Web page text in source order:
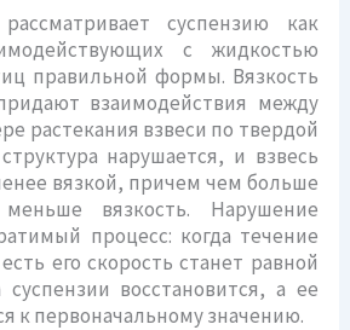
суспензию как
с жидкостью
правильной формы. Вязкость
взаимодействия между
растекания взвеси по твердой
нарушается, и взвесь
вязкой, причем чем больше
вязкость. Нарушение
процесс: когда течение
его скорость станет равной
восстановится, а ее
к первоначальному значению.